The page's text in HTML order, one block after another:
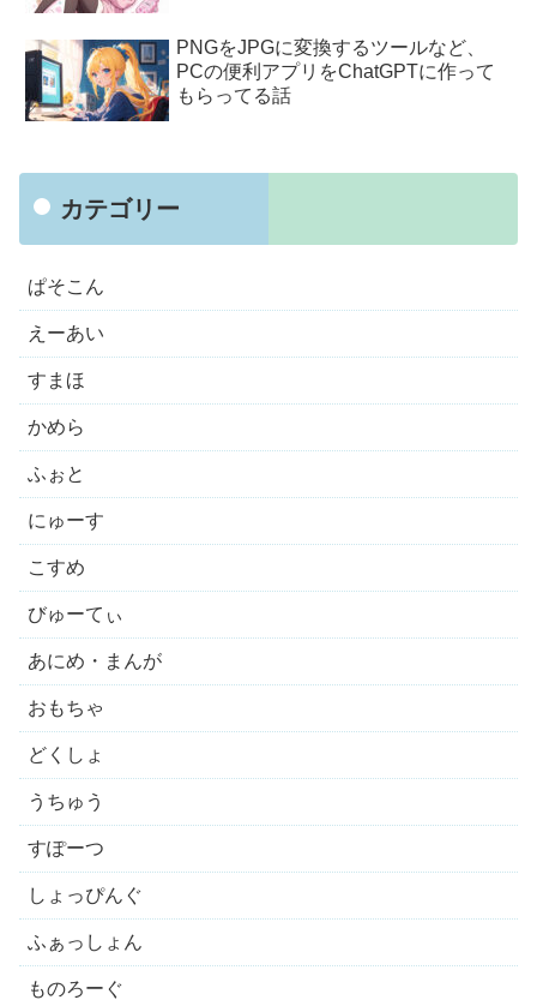
PNGをJPGに変換するツールなど、
PCの便利アプリをChatGPTに作って
もらってる話
カテゴリー
ぱそこん
えーあい
すまほ
かめら
ふぉと
にゅーす
こすめ
びゅーてぃ
あにめ・まんが
おもちゃ
どくしょ
うちゅう
すぽーつ
しょっぴんぐ
ふぁっしょん
ものろーぐ